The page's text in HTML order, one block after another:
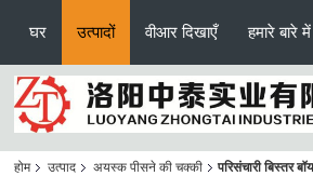
घर उत्पादों वीआर दिखाएँ हमारे बारे में
होम उत्पाद अयस्क पीसने की चक्की परिसंचारी बिस्तर